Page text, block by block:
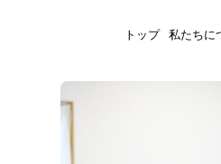
トップ 私たちに